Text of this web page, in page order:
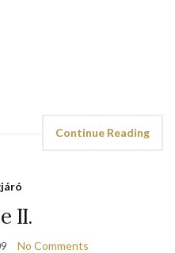
Continue Reading
II.
No Comments